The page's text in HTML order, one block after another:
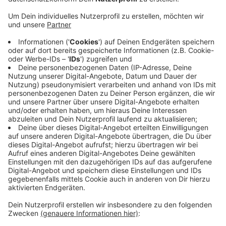
Anzeige
Dort findet der Jahresempfang der
Schaustellerverbände aus NRW statt, bei dem
auch das "Goldene Karussellpferd" verliehen wird.
Damit werden Prominente ausgezeichnet, die im
Kirmeswesen Großes geleistet haben. Die Trophäe
geht heute an Lothar Inden von den Sankt
Sebastianus Schützen, den Veranstaltern der
Düsseldorfer Rheinkirmes. 2018 ging diese
Auszeichnung an NRW Ministerpräsident Armin
Laschet.
Anzeige